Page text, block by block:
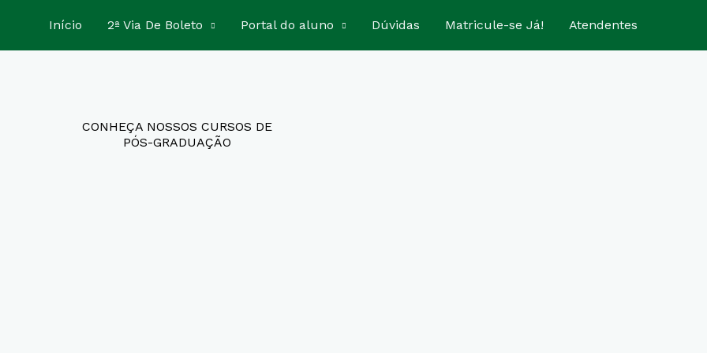
Início 2ª Via De Boleto Portal do aluno Dúvidas Matricule-se Já! Atendentes
CONHEÇA NOSSOS CURSOS DE
PÓS-GRADUAÇÃO